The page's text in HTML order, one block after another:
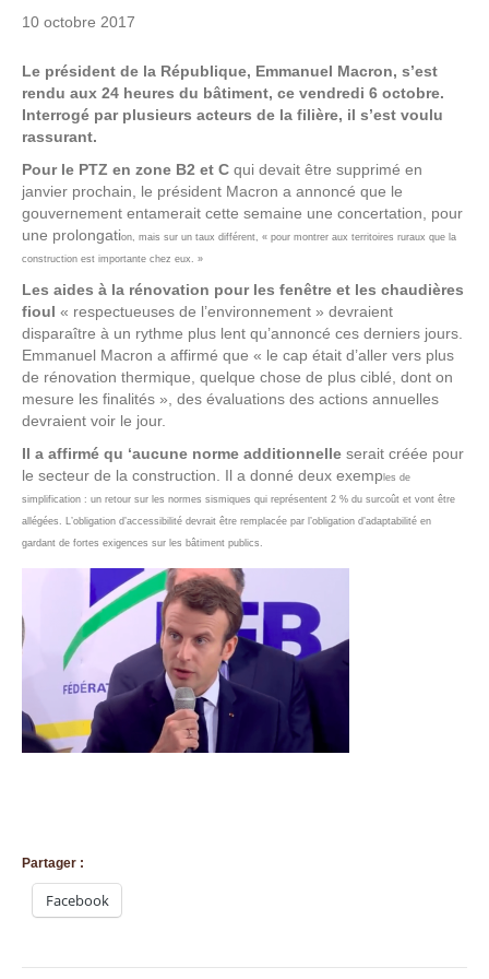
10 octobre 2017
Le président de la République, Emmanuel Macron, s’est
rendu aux 24 heures du bâtiment, ce vendredi 6 octobre.
Interrogé par plusieurs acteurs de la filière, il s’est voulu
rassurant.
Pour le PTZ en zone B2 et C qui devait être supprimé en
janvier prochain, le président Macron a annoncé que le
gouvernement entamerait cette semaine une concertation, pour
une prolongation, mais sur un taux différent, « pour montrer aux territoires ruraux que la
construction est importante chez eux. »
Les aides à la rénovation pour les fenêtre et les chaudières
fioul « respectueuses de l’environnement » devraient
disparaître à un rythme plus lent qu’annoncé ces derniers jours.
Emmanuel Macron a affirmé que « le cap était d’aller vers plus
de rénovation thermique, quelque chose de plus ciblé, dont on
mesure les finalités », des évaluations des actions annuelles
devraient voir le jour.
Il a affirmé qu ‘aucune norme additionnelle serait créée pour
le secteur de la construction. Il a donné deux exemp les de
simplification : un retour sur les normes sismiques qui représentent 2 % du surcoût et vont être
allégées. L’obligation d’accessibilité devrait être remplacée par l’obligation d’adaptabilité en
gardant de fortes exigences sur les bâtiment publ ics.
Partager :
Facebook